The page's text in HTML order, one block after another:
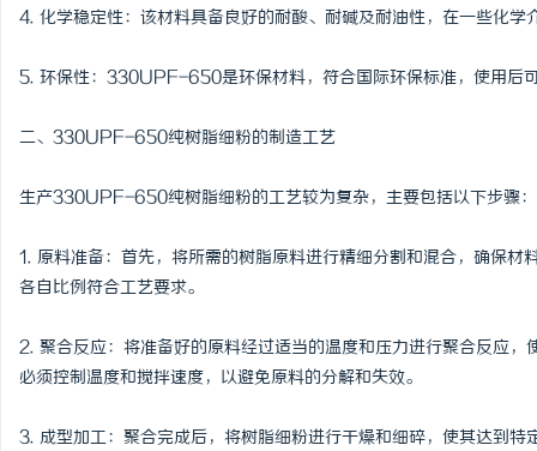
4. 化学稳定性：该材料具备良好的耐酸、耐碱及耐油性，在一些化学
5. 环保性：330UPF-650是环保材料，符合国际环保标准，使用后
二、330UPF-650纯树脂细粉的制造工艺
生产330UPF-650纯树脂细粉的工艺较为复杂，主要包括以下步骤：
1. 原料准备：首先，将所需的树脂原料进行精细分割和混合，确保
各自比例符合工艺要求。
2. 聚合反应：将准备好的原料经过适当的温度和压力进行聚合反应
必须控制温度和搅拌速度，以避免原料的分解和失效。
3. 成型加工：聚合完成后，将树脂细粉进行干燥和细碎，使其达到
揭秘！专业充电桩项目